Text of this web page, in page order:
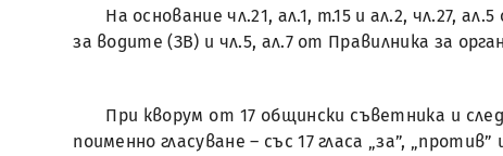
На основание чл.21, ал.1, т.15 и ал.2, чл.27,
за водите (ЗВ) и чл.5, ал.7 от Правилника за
При кворум от 17 общински съветника и
поименно гласуване – със 17 гласа „за”,